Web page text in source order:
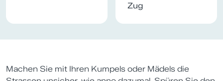
Zug
Machen Sie mit Ihren Kumpels oder Mädels die